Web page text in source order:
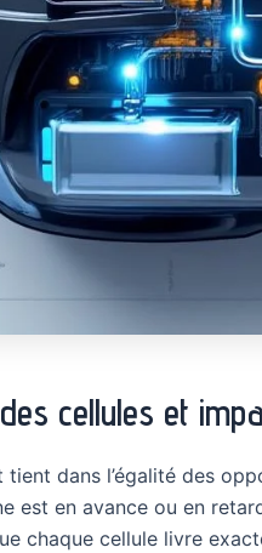
cellules et
dans l’égalité des
est en avance ou en
chaque cellule livre